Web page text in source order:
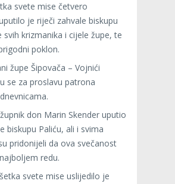
svete mise četvero
je riječi zahvale biskupu
svih krizmanika i cijele župe, te
poklon.
župe Šipovača – Vojnići
se za proslavu patrona
don Marin Skender uputio
biskupu Paliću, ali i svima
pridonijeli da ova svečanost
redu.
svete mise uslijedilo je